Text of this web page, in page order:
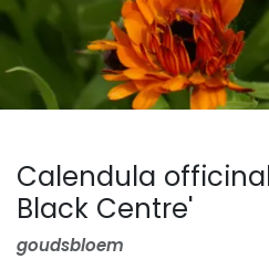
Calendula
Black Centre'
goudsbloem